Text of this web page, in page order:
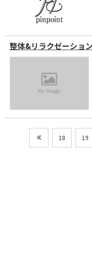
整体&リラクゼーショ
18 19